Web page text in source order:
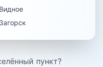
Видное
Загорск
пункт?